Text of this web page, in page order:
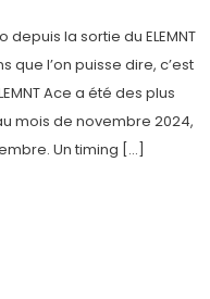
la sortie du ELEMNT
que l’on puisse dire, c’est
Ace a été des plus
mois de novembre 2024,
Un timing […]